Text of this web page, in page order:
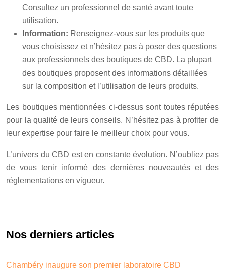
Consultez un professionnel de santé avant toute
utilisation.
Information: Renseignez-vous sur les produits que
vous choisissez et n’hésitez pas à poser des questions
aux professionnels des boutiques de CBD. La plupart
des boutiques proposent des informations détaillées
sur la composition et l’utilisation de leurs produits.
Les boutiques mentionnées ci-dessus sont toutes réputées
pour la qualité de leurs conseils. N’hésitez pas à profiter de
leur expertise pour faire le meilleur choix pour vous.
L’univers du CBD est en constante évolution. N’oubliez pas
de vous tenir informé des dernières nouveautés et des
réglementations en vigueur.
Nos derniers articles
Chambéry inaugure son premier laboratoire CBD